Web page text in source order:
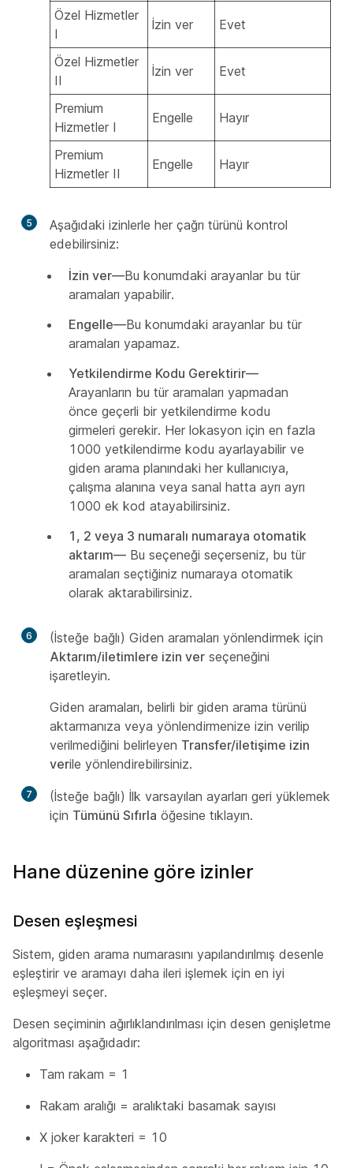
Özel Hizmetler
I
İzin ver Evet
Özel Hizmetler
II
İzin ver Evet
Premium
Hizmetler I
Engelle Hayır
Premium
Hizmetler II
Engelle Hayır
5
Aşağıdaki izinlerle her çağrı türünü kontrol
edebilirsiniz:
İzin ver—Bu konumdaki arayanlar bu tür
aramaları yapabilir.
Engelle—Bu konumdaki arayanlar bu tür
aramaları yapamaz.
Yetkilendirme Kodu Gerektirir—
Arayanların bu tür aramaları yapmadan
önce geçerli bir yetkilendirme kodu
girmeleri gerekir. Her lokasyon için en fazla
1000 yetkilendirme kodu ayarlayabilir ve
giden arama planındaki her kullanıcıya,
çalışma alanına veya sanal hatta ayrı ayrı
1000 ek kod atayabilirsiniz.
1, 2 veya 3 numaralı numaraya otomatik
aktarım— Bu seçeneği seçerseniz, bu tür
aramaları seçtiğiniz numaraya otomatik
olarak aktarabilirsiniz.
6
(İsteğe bağlı) Giden aramaları yönlendirmek için
Aktarım/iletimlere izin ver seçeneğini
işaretleyin.
Giden aramaları, belirli bir giden arama türünü
aktarmanıza veya yönlendirmenize izin verilip
verilmediğini belirleyen Transfer/iletişime izin
verile yönlendirebilirsiniz.
7
(İsteğe bağlı) İlk varsayılan ayarları geri yüklemek
için Tümünü Sıfırla öğesine tıklayın.
Hane düzenine göre izinler
Desen eşleşmesi
Sistem, giden arama numarasını yapılandırılmış desenle
eşleştirir ve aramayı daha ileri işlemek için en iyi
eşleşmeyi seçer.
Desen seçiminin ağırlıklandırılması için desen genişletme
algoritması aşağıdadır:
Tam rakam = 1
Rakam aralığı = aralıktaki basamak sayısı
X joker karakteri = 10